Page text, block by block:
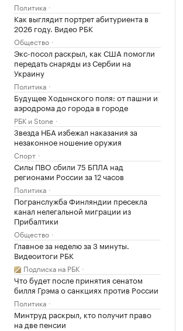
Политика
Как выглядит портрет абитуриента в
2026 году. Видео РБК
Общество
Экс-посол раскрыл, как США помогли
передать снаряды из Сербии на
Украину
Политика
Будущее Ходынского поля: от пашни и
аэродрома до города в городе
РБК и Stone
Звезда НБА избежал наказания за
незаконное ношение оружия
Спорт
Силы ПВО сбили 75 БПЛА над
регионами России за 12 часов
Политика
Погранслужба Финляндии пресекла
канал нелегальной миграции из
Прибалтики
Общество
Главное за неделю за 3 минуты.
Видеоитоги РБК
Подписка на РБК
Что будет после принятия сенатом
билля Грэма о санкциях против России
Политика
Минтруд раскрыл, кто получит право
на две пенсии